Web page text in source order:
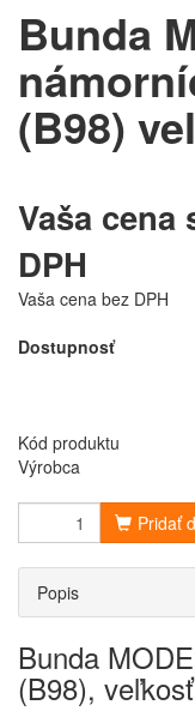
Bunda
(B98)
Vaša cena
DPH
Vaša cena bez DPH
Dostupnosť
Kód produktu
Výrobca
Pridať
Popis
Bunda
(B98),